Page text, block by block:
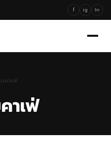
f ig ln
คาเฟ่
าเฟ่